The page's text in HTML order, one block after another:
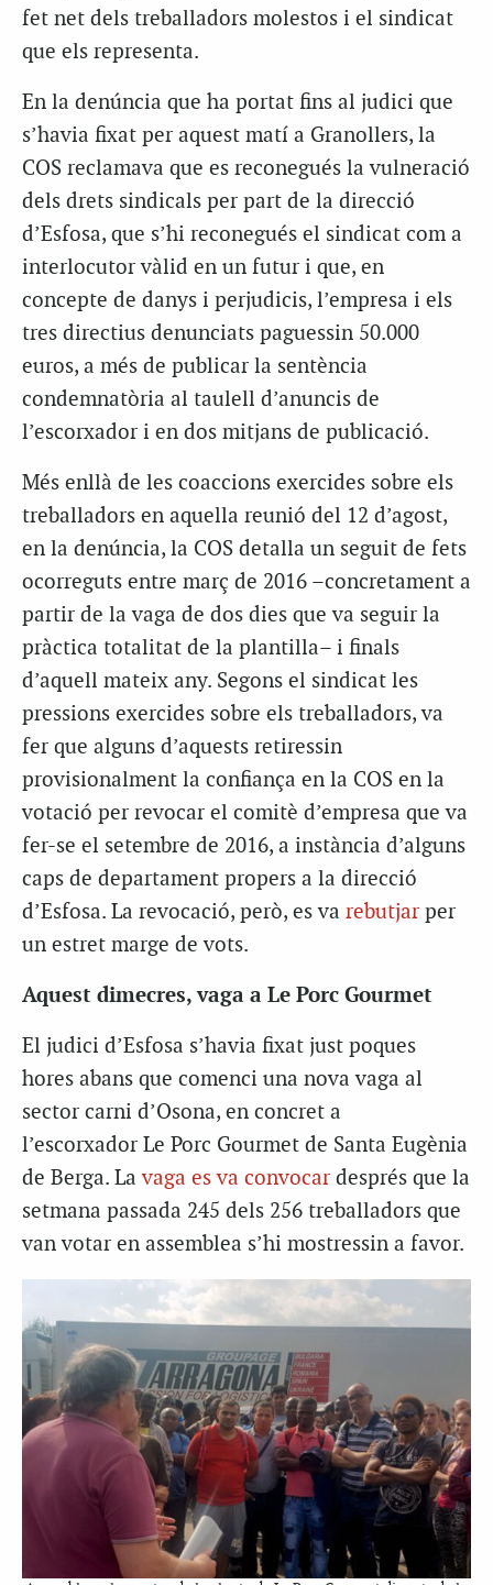
fet net dels treballadors molestos i el sindicat
que els representa.
En la denúncia que ha portat fins al judici que
s’havia fixat per aquest matí a Granollers, la
COS reclamava que es reconegués la vulneració
dels drets sindicals per part de la direcció
d’Esfosa, que s’hi reconegués el sindicat com a
interlocutor vàlid en un futur i que, en
concepte de danys i perjudicis, l’empresa i els
tres directius denunciats paguessin 50.000
euros, a més de publicar la sentència
condemnatòria al taulell d’anuncis de
l’escorxador i en dos mitjans de publicació.
Més enllà de les coaccions exercides sobre els
treballadors en aquella reunió del 12 d’agost,
en la denúncia, la COS detalla un seguit de fets
ocorreguts entre març de 2016 –concretament a
partir de la vaga de dos dies que va seguir la
pràctica totalitat de la plantilla– i finals
d’aquell mateix any. Segons el sindicat les
pressions exercides sobre els treballadors, va
fer que alguns d’aquests retiressin
provisionalment la confiança en la COS en la
votació per revocar el comitè d’empresa que va
fer-se el setembre de 2016, a instància d’alguns
caps de departament propers a la direcció
d’Esfosa. La revocació, però, es va rebutjar per
un estret marge de vots.
Aquest dimecres, vaga a Le Porc Gourmet
El judici d’Esfosa s’havia fixat just poques
hores abans que comenci una nova vaga al
sector carni d’Osona, en concret a
l’escorxador Le Porc Gourmet de Santa Eugènia
de Berga. Lavaga es va convocar després que la
setmana passada 245 dels 256 treballadors que
van votar en assemblea s’hi mostressin a favor.